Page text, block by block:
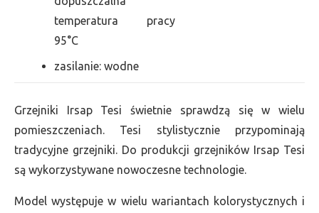
temperatura pracy
95°C
zasilanie: wodne
Grzejniki Irsap Tesi świetnie sprawdzą się w wielu
pomieszczeniach. Tesi stylistycznie przypominają
tradycyjne grzejniki. Do produkcji grzejników Irsap Tesi
są wykorzystywane nowoczesne technologie.
Model występuje w wielu wariantach kolorystycznych i